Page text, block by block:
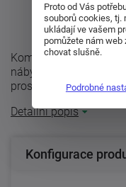
Kombinovaná komoda
nábytku. V kterékoli
prostor. Moderní
Detailní popis
Konfigurace
Proto od Vás
souborů cookies, tj.
ukládají ve vašem
pomůžete nám web
chovat slušně.
Podrobné